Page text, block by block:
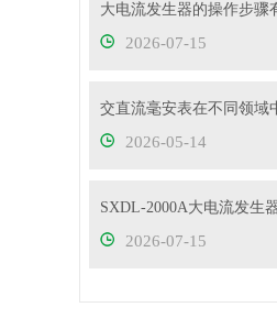
大电流发生器的操作步骤
2026-07-15
交直流毫安表在不同领域
2026-05-14
SXDL-2000A大电流发生
2026-07-15